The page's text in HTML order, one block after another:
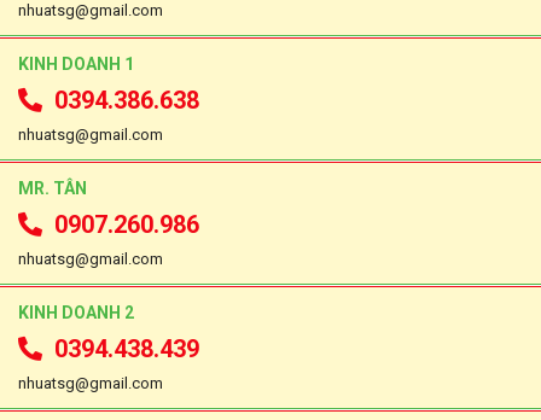
nhuatsg@gmail.com
KINH DOANH 1
0394.386.638
nhuatsg@gmail.com
MR. TÂN
0907.260.986
nhuatsg@gmail.com
KINH DOANH 2
0394.438.439
nhuatsg@gmail.com